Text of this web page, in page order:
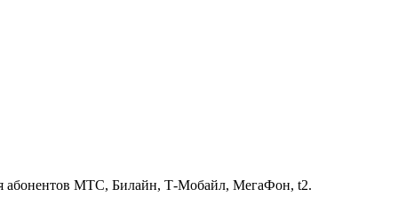
абонентов МТС, Билайн, Т-Мобайл, МегаФон, t2.